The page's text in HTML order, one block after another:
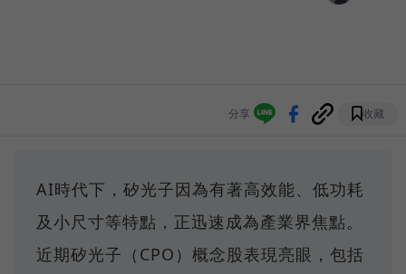
分享 收藏
AI時代下，矽光子因為有著高效能、低功耗
及小尺寸等特點，正迅速成為產業界焦點。
近期矽光子（CPO）概念股表現亮眼，包括